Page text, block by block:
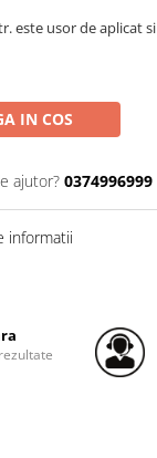
este usor de aplicat
IN COS
ajutor? 0374996999
informatii